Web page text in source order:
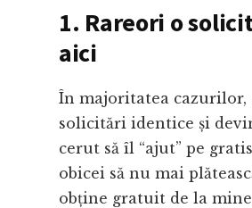
1. Rareori o
aici
În majoritatea cazurilor,
solicitări identice și
cerut să îl “ajut” pe
obicei să nu mai
obține gratuit de la